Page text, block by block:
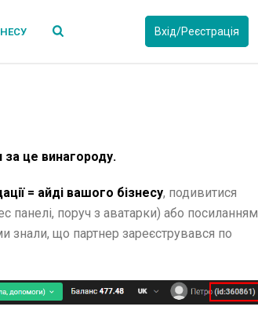
Вхід/Реєстрація
це винагороду.
= айді вашого бізнесу, подивитися
поруч з аватарки) або посиланням
що партнер зареєструвався по